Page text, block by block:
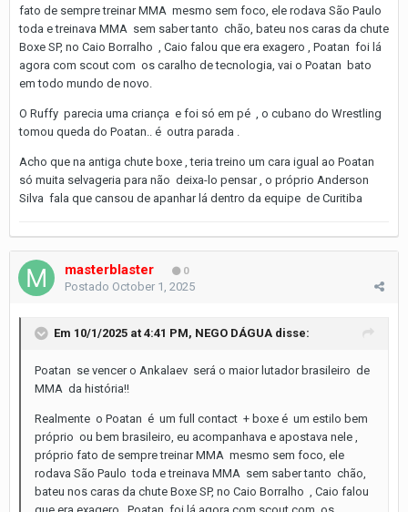
fato de sempre treinar MMA mesmo sem foco, ele rodava São Paulo
toda e treinava MMA sem saber tanto chão, bateu nos caras da chute
Boxe SP, no Caio Borralho , Caio falou que era exagero , Poatan foi lá
agora com scout com os caralho de tecnologia, vai o Poatan bato
em todo mundo de novo.
O Ruffy parecia uma criança e foi só em pé , o cubano do Wrestling
tomou queda do Poatan.. é outra parada .
Acho que na antiga chute boxe , teria treino um cara igual ao Poatan
só muita selvageria para não deixa-lo pensar , o próprio Anderson
Silva fala que cansou de apanhar lá dentro da equipe de Curitiba
masterblaster 0
Postado October 1, 2025
Em 10/1/2025 at 4:41 PM, NEGO DÁGUA disse:
Poatan se vencer o Ankalaev será o maior lutador brasileiro de
MMA da história!!
Realmente o Poatan é um full contact + boxe é um estilo bem
próprio ou bem brasileiro, eu acompanhava e apostava nele ,
próprio fato de sempre treinar MMA mesmo sem foco, ele
rodava São Paulo toda e treinava MMA sem saber tanto chão,
bateu nos caras da chute Boxe SP, no Caio Borralho , Caio falou